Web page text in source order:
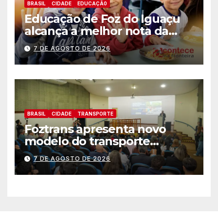
BRASIL CIDADE EDUCAÇÃ0
Educação de Foz do Iguaçu
alcança a melhor nota da
história no IDEB
7 DE AGOSTO DE 2026
BRASIL CIDADE TRANSPORTE
Foztrans apresenta novo
modelo do transporte
coletivo em audiência
pública e avança para um
sistema mais moderno e
7 DE AGOSTO DE 2026